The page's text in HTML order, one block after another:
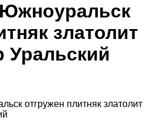
Южноуральск
златолит
Уральский
отгружен плитняк златолит